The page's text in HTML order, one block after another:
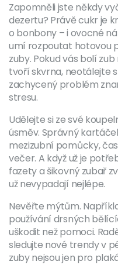
Zapomněli jste někdy
dezertu? Právě cukr je
o bonbony – i ovocné
umí rozpoutat hotovou
zuby. Pokud vás bolí
tvoří skvrna, neotálejte
zachycený problém
stresu.
Udělejte si ze své
úsměv. Správný
mezizubní pomůcky,
večer. A když už je
fazety a šikovný zubař
už nevypadají nejlépe.
Nevěřte mýtům.
používání drsných
uškodit než pomoci.
sledujte nové trendy v
zuby nejsou jen pro